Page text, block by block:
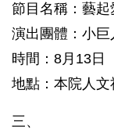
節目名稱：藝起
演出團體：小巨
時間：8月13日
地點：本院人
三、